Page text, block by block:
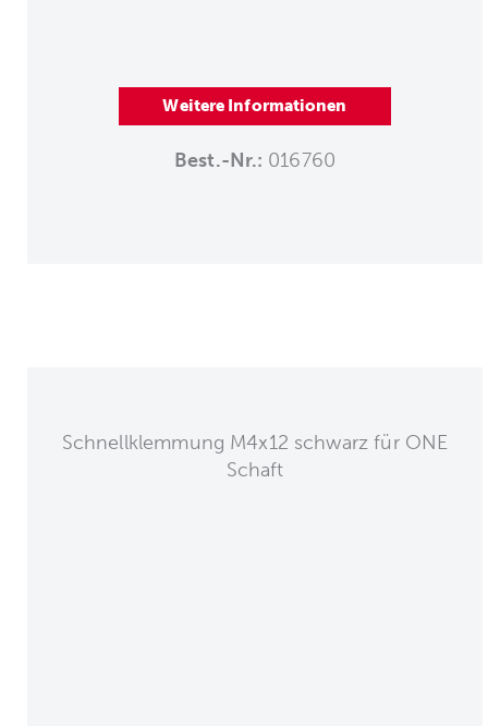
Weitere Informationen
Best.-Nr.: 016760
Schnellklemmung M4x12 schwarz für ONE
Schaft